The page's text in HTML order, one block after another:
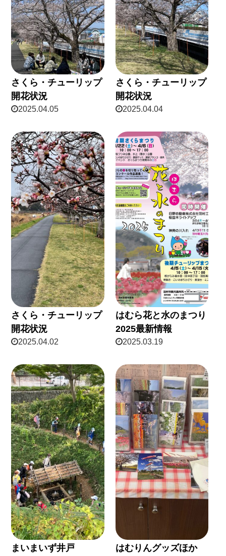
さくら・チューリップ
開花状況
2025.04.05
さくら・チューリップ
開花状況
2025.04.04
さくら・チューリップ
開花状況
2025.04.02
はむら花と水のまつり
2025最新情報
2025.03.19
まいまいず井戸 はむりんグッズほか